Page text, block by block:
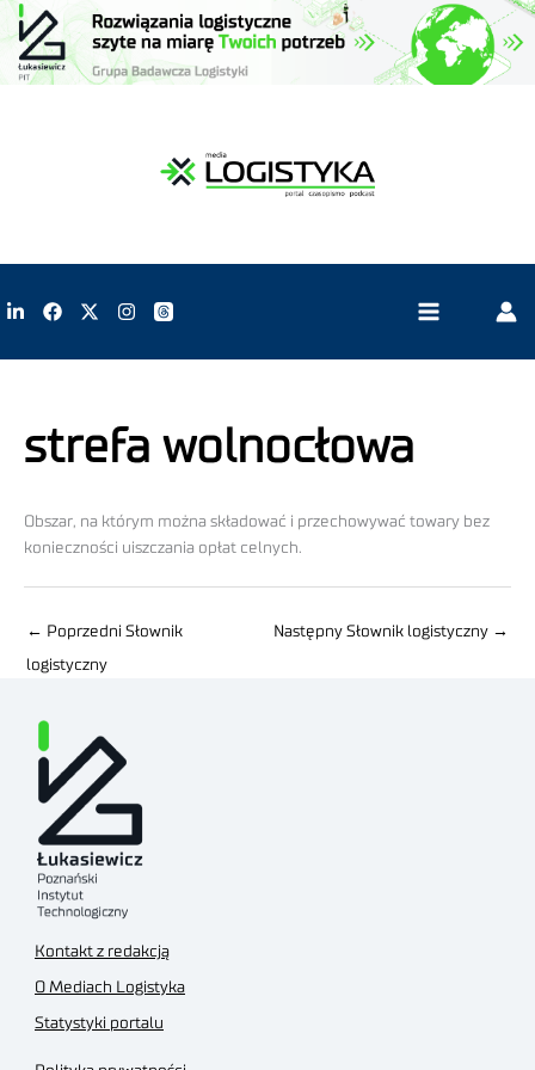
strefa wolnocłowa
Obszar, na którym można składować i przechowywać towary bez
konieczności uiszczania opłat celnych.
← Poprzedni Słownik
logistyczny
Następny Słownik logistyczny →
Kontakt z redakcją
O Mediach Logistyka
Statystyki portalu